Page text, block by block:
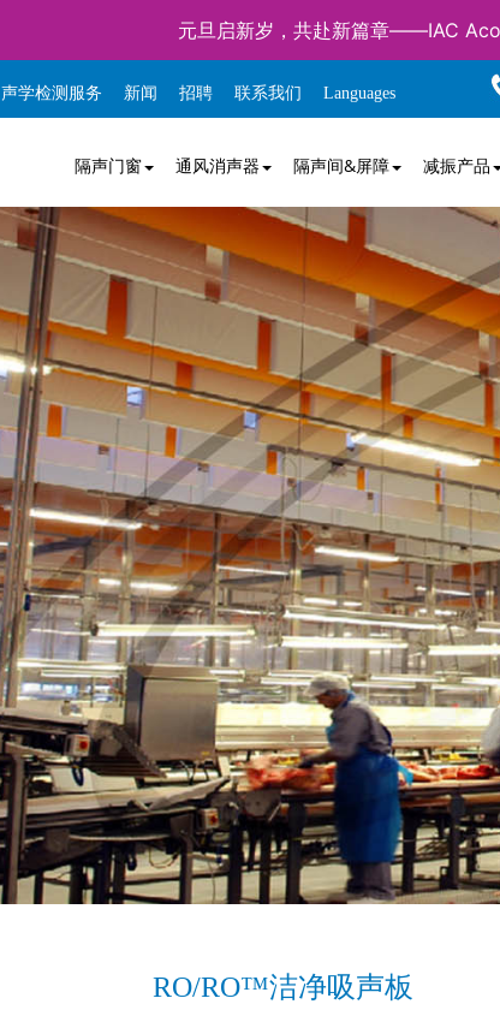
元旦启新岁，共赴新篇章——IAC
声学检测服务 新闻 招聘 联系我们 Languages
隔声门窗 通风消声器 隔声间&屏障 减振产品
RO/RO™洁净吸声板